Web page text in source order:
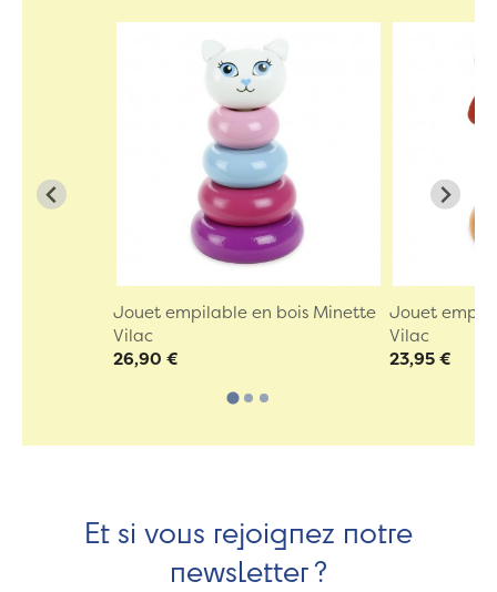
Jouet empilable en bois Minette
Vilac
26,90 €
Jouet
Vilac
23,95 €
Et si vous rejoignez notre
newsletter ?